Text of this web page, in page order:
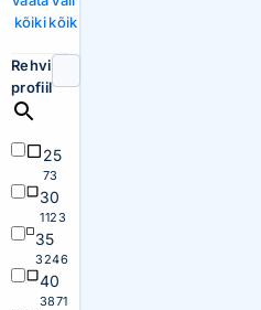
kõikikõik
Rehvi
profiil
25
73
30
1123
35
3246
40
3871